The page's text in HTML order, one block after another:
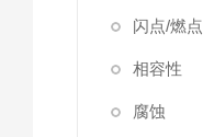
闪点/燃点
相容性
腐蚀